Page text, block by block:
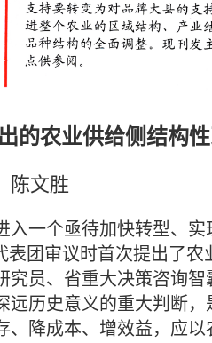
的农业供给侧结构
陈文胜
入一个亟待加快转型、实
表团审议时首次提出了农
究员、省重大决策咨询智
远历史意义的重大判断，
、降成本、增效益，应以